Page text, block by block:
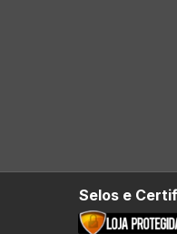
Selos e